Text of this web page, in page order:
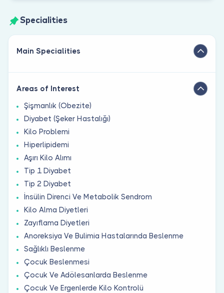
Specialities
Main Specialities
Areas of Interest
Şişmanlık (Obezite)
Diyabet (Şeker Hastalığı)
Kilo Problemi
Hiperlipidemi
Aşırı Kilo Alımı
Tip 1 Diyabet
Tip 2 Diyabet
İnsülin Direnci Ve Metabolik Sendrom
Kilo Alma Diyetleri
Zayıflama Diyetleri
Anoreksiya Ve Bulimia Hastalarında Beslenme
Sağlıklı Beslenme
Çocuk Beslenmesi
Çocuk Ve Adölesanlarda Beslenme
Çocuk Ve Ergenlerde Kilo Kontrolü